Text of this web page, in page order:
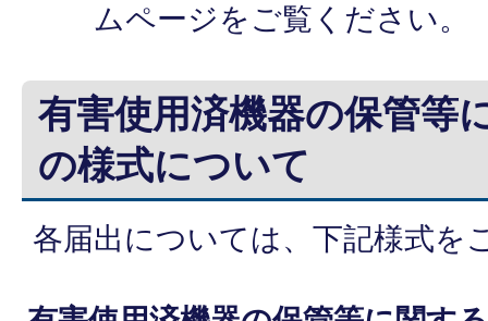
ムページをご覧ください。
有害使用済機器の保管等
の様式について
各届出については、下記様式を